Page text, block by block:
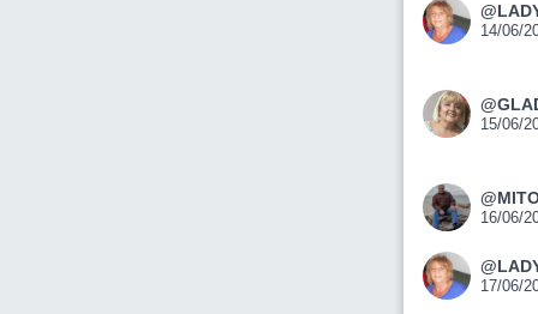
14/06/
15/06/
16/06/
17/06/